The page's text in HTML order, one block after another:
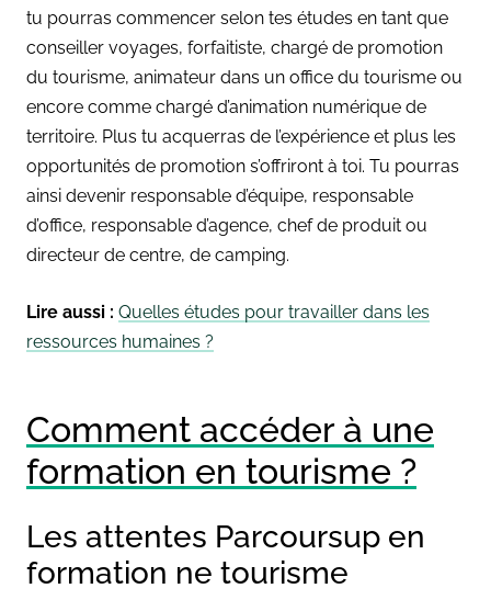
tu pourras commencer selon tes études en tant que
conseiller voyages, forfaitiste, chargé de promotion
du tourisme, animateur dans un office du tourisme ou
encore comme chargé d’animation numérique de
territoire. Plus tu acquerras de l’expérience et plus les
opportunités de promotion s’offriront à toi. Tu pourras
ainsi devenir responsable d’équipe, responsable
d’office, responsable d’agence, chef de produit ou
directeur de centre, de camping.
Lire aussi : Quelles études pour travailler dans les
ressources humaines ?
Comment accéder à une
formation en tourisme ?
Les attentes Parcoursup en
formation ne tourisme